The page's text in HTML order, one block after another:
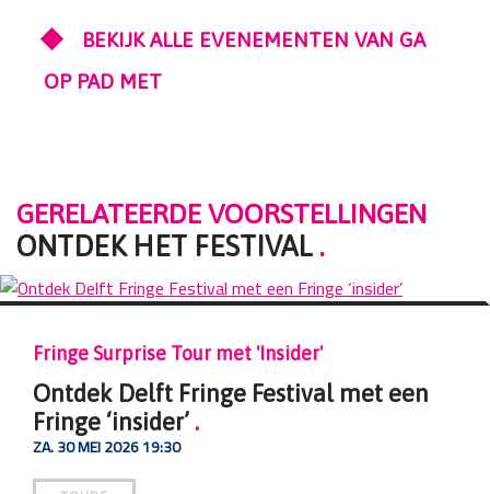
BEKIJK ALLE EVENEMENTEN VAN GA
OP PAD MET
GERELATEERDE VOORSTELLINGEN
ONTDEK HET FESTIVAL .
een